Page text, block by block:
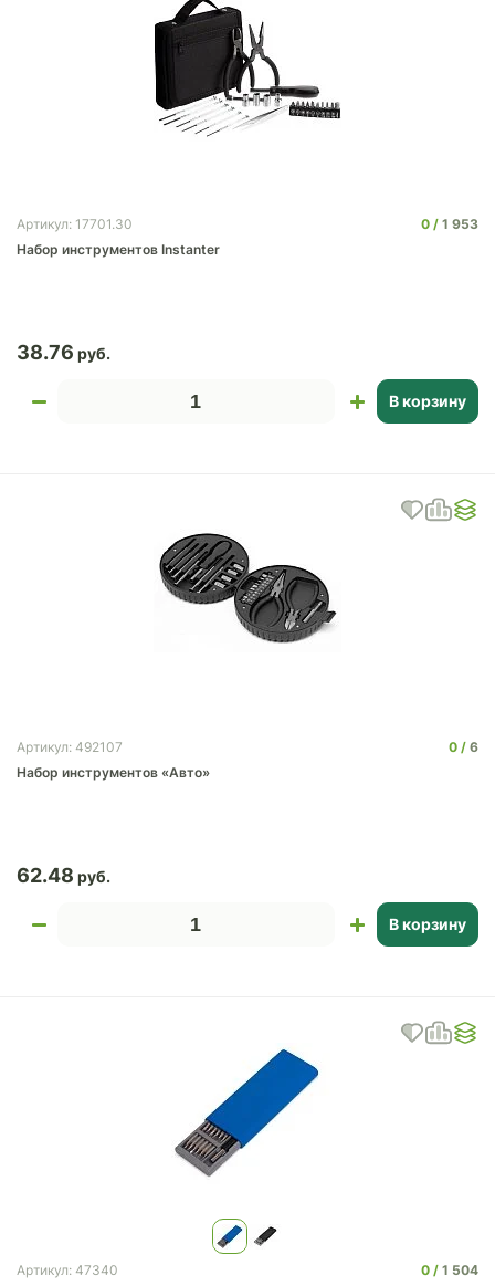
Артикул: 17701.30 0
1 953
Набор инструментов Instanter
38.76
В корзину
Артикул: 492107 0
6
Набор инструментов «Авто»
62.48
В корзину
Артикул: 47340 0
1 504